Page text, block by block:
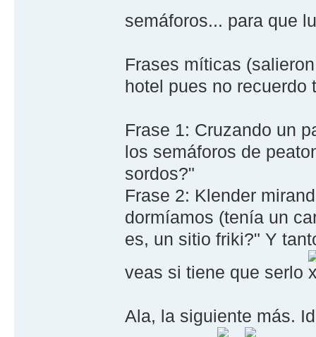
semáforos... para que
Frases míticas
hotel pues no recuerdo
Frase 1: Cruzando un
los semáforos de
sordos?"
Frase 2: Klender
dormíamos (tenía un
es, un sitio friki?" Y
veas si tiene que serlo
Ala, la siguiente más.